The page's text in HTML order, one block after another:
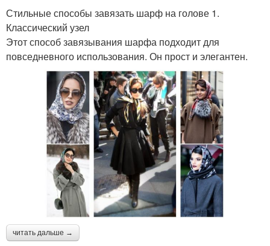
Стильные способы завязать шарф на голове 1.
Классический узел
Этот способ завязывания шарфа подходит для
повседневного использования. Он прост и элегантен.
читать дальше →